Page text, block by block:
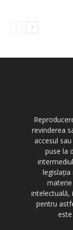
revinderea
accesul
puse la
legislația
intelectuală,
pentru